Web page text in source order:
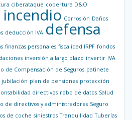
ciberataque cobertura D&O
Corrosión Daños
deducción IVA defensa
finanzas personales fiscalidad IRPF fondos
inversión a largo plazo invertir IVA
de Compensación de Seguros patinete
jubilación plan de pensiones protección
directivos robo de datos Salud
de directivos y administradores Seguro
de coche siniestros Tranquilidad Tuberías